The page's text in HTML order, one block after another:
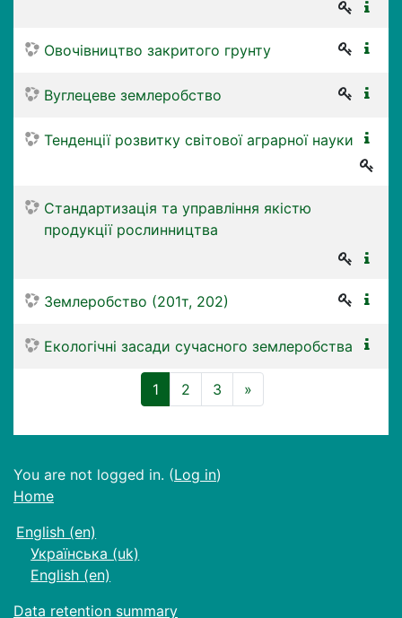
Овочівництво закритого грунту
Вуглецеве землеробство
Тенденції розвитку світової аграрної науки
Стандартизація та управління якістю
продукції рослинництва
Землеробство (201т, 202)
Екологічні засади сучасного землеробства
1 (current)
2 3 »
You are not logged in. (Log in)
Home
English ‎(en)‎
Українська ‎(uk)‎
English ‎(en)‎
Data retention summary